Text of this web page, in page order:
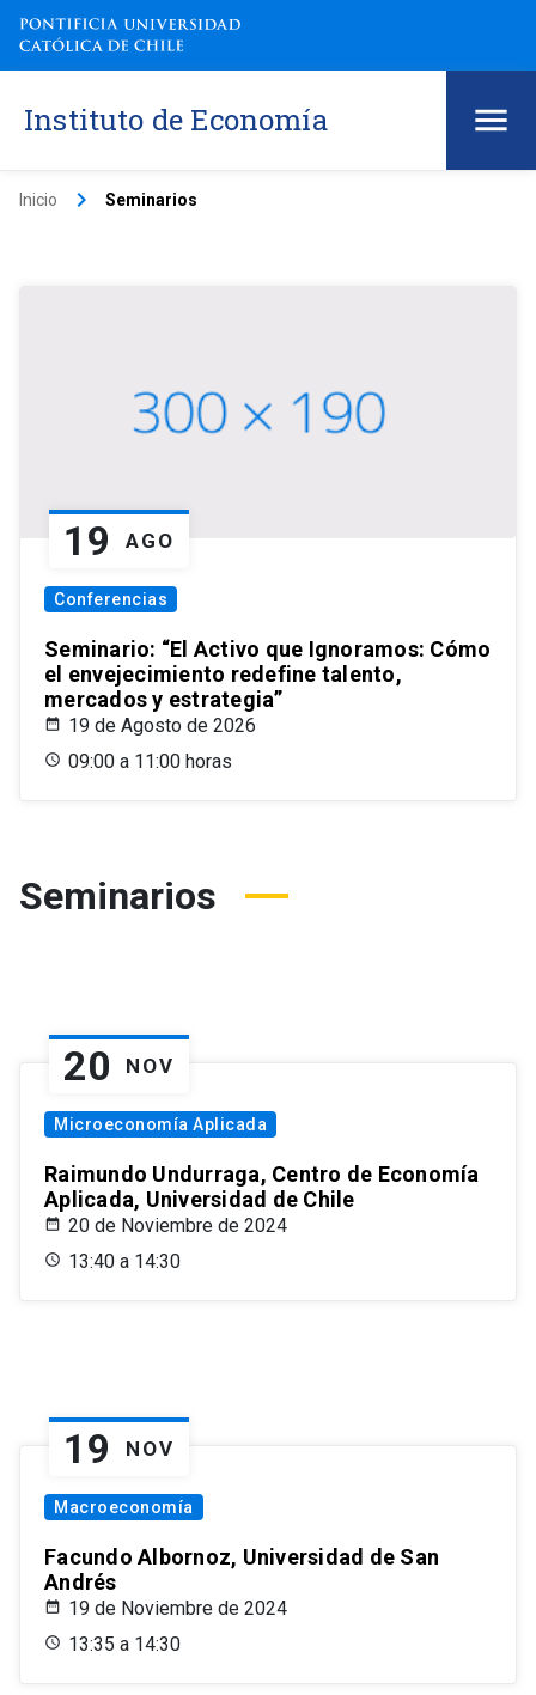
Instituto de Economía
Inicio keyboard_arrow_right Seminarios
19 AGO
Conferencias
Seminario: “El Activo que Ignoramos: Cómo
el envejecimiento redefine talento,
mercados y estrategia”
19 de Agosto de 2026
09:00 a 11:00 horas
Seminarios
20 NOV
Microeconomía Aplicada
Raimundo Undurraga, Centro de Economía
Aplicada, Universidad de Chile
20 de Noviembre de 2024
13:40 a 14:30
19 NOV
Macroeconomía
Facundo Albornoz, Universidad de San
Andrés
19 de Noviembre de 2024
13:35 a 14:30